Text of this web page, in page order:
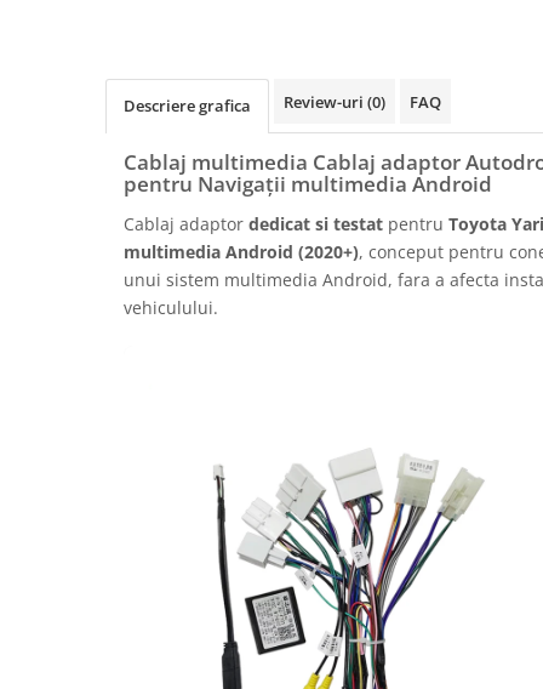
Rame adaptoare Citroen
Rame adaptoare Daihatsu
Rame adaptoare Kia
Rame adaptoare Alfa Romeo
Rame adaptoare Hyundai
Rame adaptoare Chevrolet
Rame adaptoare Mitsubishi
Descriere grafica Review-uri (0) FAQ
Cablaj multimedia Cablaj adaptor
pentru Navigații multimedia Android
Cablaj adaptor dedicat si testat pentru Toyota
multimedia Android (2020+), conceput pentru
unui sistem multimedia Android, fara a afecta
vehiculului.